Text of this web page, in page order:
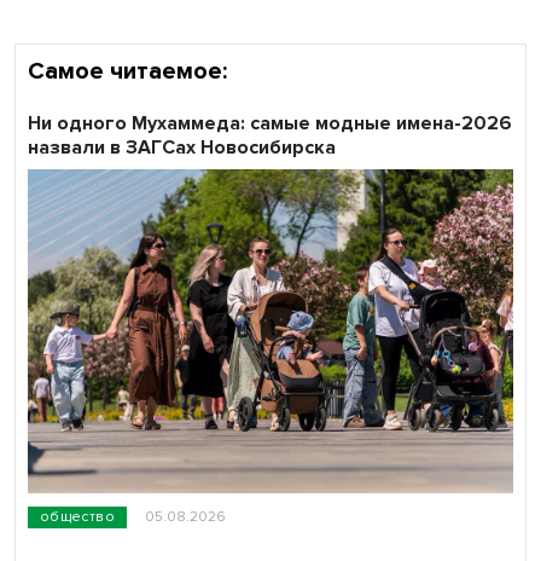
Самое читаемое:
общество 05.08.2026
Ни одного Мухаммеда: самые модные имена-2026
назвали в ЗАГСах Новосибирска